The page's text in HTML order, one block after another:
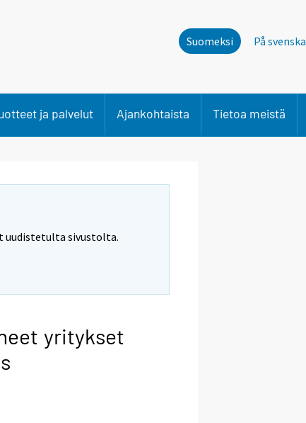
Suomeksi På svenska
ja palvelut Ajankohtaista Tietoa meistä
uudistetulta sivustolta.
yritykset